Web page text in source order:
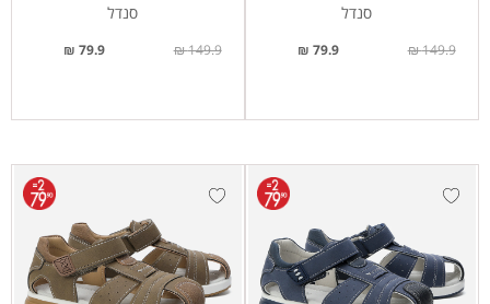
סנדל
79.9 ₪ 149.9 ₪
סנדל
79.9 ₪ 149.9 ₪